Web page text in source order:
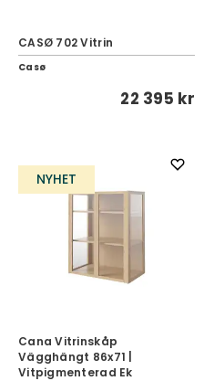
CASØ 702 Vitrin
Casø
22 395 kr
NYHET
Cana Vitrinskåp
Vägghängt 86x71 |
Vitpigmenterad Ek